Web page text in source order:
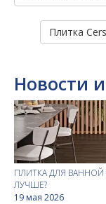
Плитка
Новости
ПЛИТКА ДЛЯ
ЛУЧШЕ?
19 мая 2026